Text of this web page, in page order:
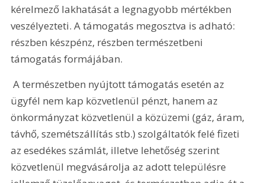
kérelmező lakhatását a legnagyobb mértékben
veszélyezteti. A támogatás megosztva is adható:
részben készpénz, részben természetbeni
támogatás formájában.
A természetben nyújtott támogatás esetén az
ügyfél nem kap közvetlenül pénzt, hanem az
önkormányzat közvetlenül a közüzemi (gáz, áram,
távhő, szemétszállítás stb.) szolgáltatók felé fizeti
az esedékes számlát, illetve lehetőség szerint
közvetlenül megvásárolja az adott településre